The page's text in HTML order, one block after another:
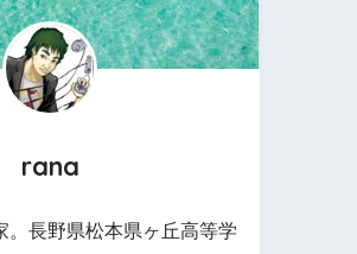
rana
。長野県松本県ヶ丘高等学